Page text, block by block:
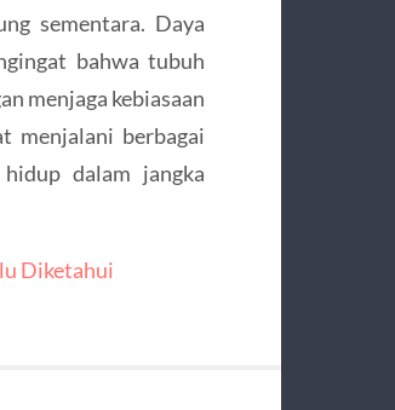
sementara. Daya
bahwa tubuh
menjaga kebiasaan
menjalani berbagai
dalam jangka
Diketahui